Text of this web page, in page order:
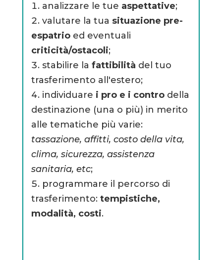
analizzare le tue aspettative;
valutare la tua situazione pre-
espatrioed eventuali
criticità/ostacoli;
stabilire la fattibilità del tuo
trasferimento all'estero;
individuare i pro e i controdella
destinazione (una o più) in merito
alle tematiche più varie:
tassazione, affitti, costo della vita,
clima, sicurezza, assistenza
sanitaria, etc;
programmare il percorso di
trasferimento: tempistiche,
modalità, costi.